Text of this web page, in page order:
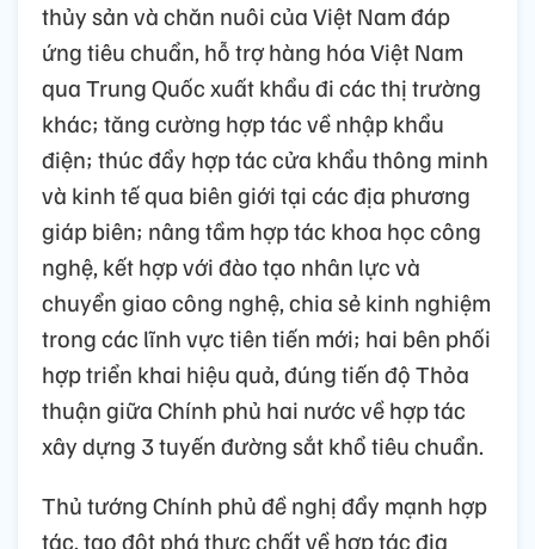
thủy sản và chăn nuôi của Việt Nam đáp
ứng tiêu chuẩn, hỗ trợ hàng hóa Việt Nam
qua Trung Quốc xuất khẩu đi các thị trường
khác; tăng cường hợp tác về nhập khẩu
điện; thúc đẩy hợp tác cửa khẩu thông minh
và kinh tế qua biên giới tại các địa phương
giáp biên; nâng tầm hợp tác khoa học công
nghệ, kết hợp với đào tạo nhân lực và
chuyển giao công nghệ, chia sẻ kinh nghiệm
trong các lĩnh vực tiên tiến mới; hai bên phối
hợp triển khai hiệu quả, đúng tiến độ Thỏa
thuận giữa Chính phủ hai nước về hợp tác
xây dựng 3 tuyến đường sắt khổ tiêu chuẩn.
Thủ tướng Chính phủ đề nghị đẩy mạnh hợp
tác, tạo đột phá thực chất về hợp tác địa